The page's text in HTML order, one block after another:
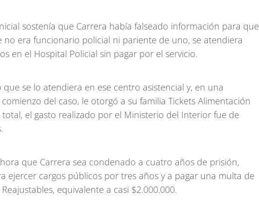
sostenía que Carrera había falseado información para que
no era funcionario policial ni pariente de uno, se atendiera
en el Hospital Policial sin pagar por el servicio.
que se lo atendiera en ese centro asistencial y, en una
del caso, le otorgó a su familia Tickets Alimentación
total, el gasto realizado por el Ministerio del Interior fue de
que Carrera sea condenado a cuatro años de prisión,
ejercer cargos públicos por tres años y a pagar una multa de
equivalente a casi $2.000.000.